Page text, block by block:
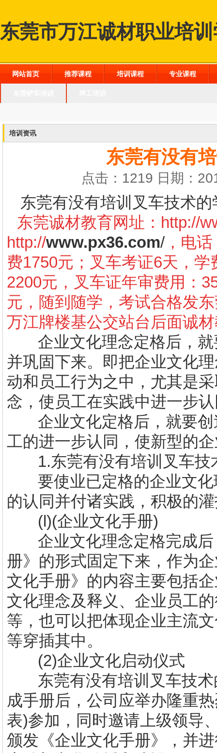
东莞市万江诚材职业培
网站首页 推荐课程 培训课程 专业课程
培训资讯
东莞有没有
点击：1219 日期：
东莞有没有培训叉车技术
东莞诚材教育网址： http://
http://www.px36.com/ ，电
费1750元；叉车考证6天，
2200元，叉车证年审费用：
元，随到随学，考试合格发
万江牌楼基公交站台后面诚
企业文化理念定格后，就
并巩固下来。即把企业文化
动和员工行为之中，尤其是
念，使员工在实践中进一步
企业文化定格后，就要创
工的进一步认同，使新型的
1.东莞有没有培训叉车技
要使业已定格的企业文化
的认同并付诸实践，积极的
(l)(企业文化手册)
企业文化理念定格完成后
册》的形式固定下来，作为
文化手册》的内容主要包括
文化理念及释义、企业员工
等，也可以把体现企业主流
等穿插其中。
(2)企业文化启动仪式
东莞有没有培训叉车技
成手册后，公司应举办隆重
表)参加，同时邀请上级领导
颁发《企业文化手册》，并